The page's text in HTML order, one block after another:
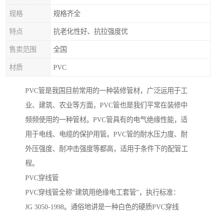
规格 规格齐全
特点 抗老化性好、抗拉强度优
售卖范围 全国
材质 PVC
PVC管是我国目前常用的一种装修管材，广泛运用于工
业、建筑、农业等方面，PVC管也是我们平常在装修中
频频使用的一种管材。PVC管具有的电气绝缘性能，适
用于电线、电缆的保护用管。PVC管的耐水压力度、耐
外压强度、耐冲击强度等都高，适用于条件下的配管工
程。
PVC穿线管
PVC穿线管全称“建筑用绝缘电工套管”，执行标准：
JG 3050-1998。通俗地讲是一种白色的硬质PVC穿线